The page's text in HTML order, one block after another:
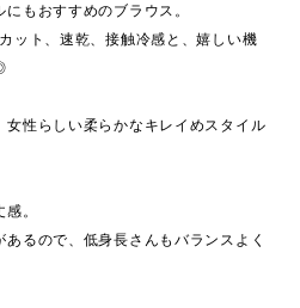
もおすすめのブラウス。
ット、速乾、接触冷感と、嬉しい機
女性らしい柔らかなキレイめスタイル
。
るので、低身長さんもバランスよく